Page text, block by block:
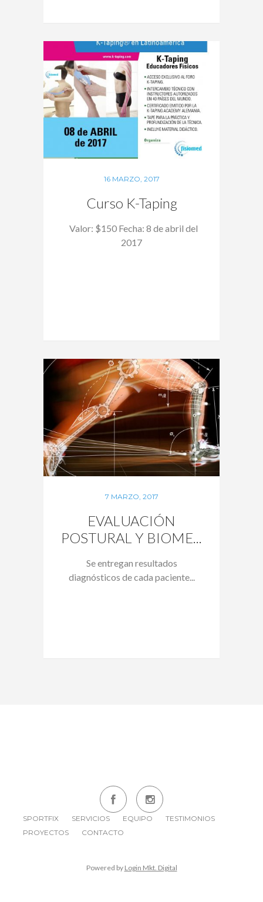
16 MARZO, 2017
Curso K-Taping
Valor: $150 Fecha: 8 de abril del
2017
7 MARZO, 2017
EVALUACIÓN
POSTURAL Y BIOME...
Se entregan resultados
diagnósticos de cada paciente...
SPORTFIX SERVICIOS EQUIPO
TESTIMONIOS
PROYECTOS
CONTACTO
Powered by Login Mkt. Digital